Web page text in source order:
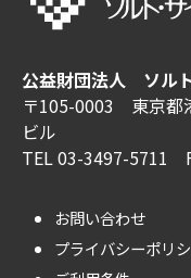
公益財団法人 ソル
〒105-0003 東京都
ビル
TEL 03-3497-5711
お問い合わせ
プライバシーポリ